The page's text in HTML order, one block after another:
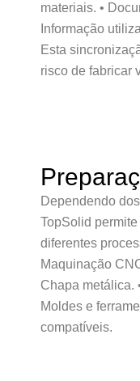
materiais. •
Informação
Esta
risco de fabricar
Dependendo
TopSolid
diferentes
Maquinação
Chapa metálica.
Moldes e
compatíveis.